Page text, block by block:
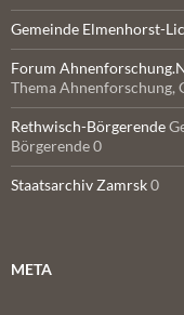
Gemeinde Elmenhorst-
Forum
Thema Ahnenforschung,
Rethwisch-Börgerende
Börgerende 0
Staatsarchiv Zamrsk0
META